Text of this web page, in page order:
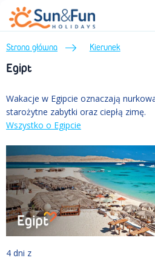
Strona główna Kierunek
Egipt
Wakacje w Egipcie oznaczają
starożytne zabytki oraz ciepłą zimę.
Wszystko o Egipcie
4 dni z